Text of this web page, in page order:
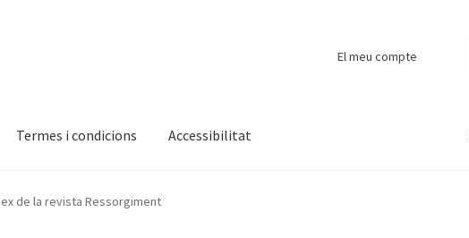
El meu compte
Termes i condicions Accessibilitat
Finalitzar compra Novetats
de la revista Ressorgiment